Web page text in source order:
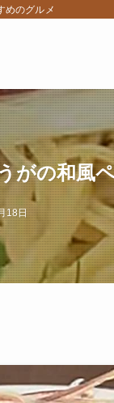
めのグルメ
がの和風
18日